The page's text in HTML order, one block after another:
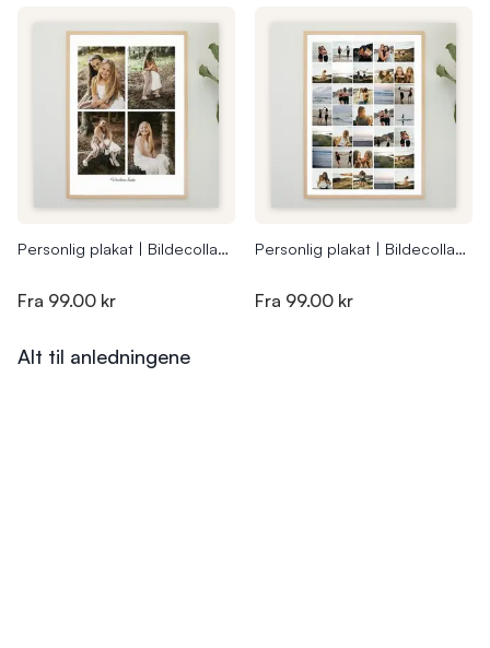
Personlig plakat | Bildecollage Marte
Fra 99.00 kr
Personlig plakat | Bildecollage Silje
Fra 99.00 kr
Alt til anledningene